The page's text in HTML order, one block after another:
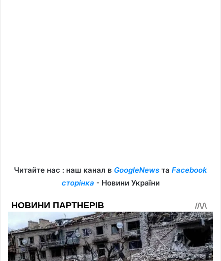
Читайте нас : наш канал в GoogleNews та Facebook
сторінка - Новини України